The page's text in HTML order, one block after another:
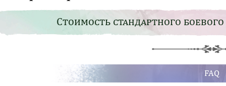
Стоимость стандартного
FAQ